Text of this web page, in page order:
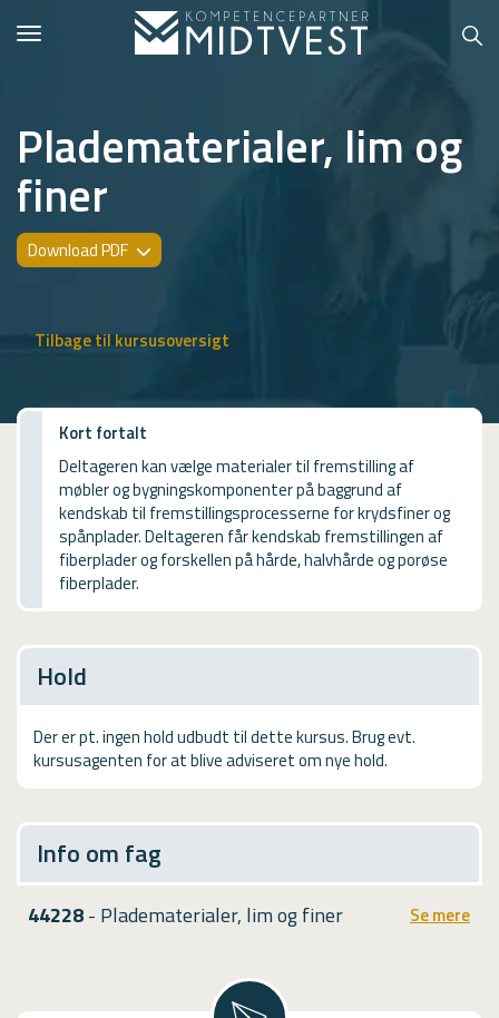
Hvem er vi?
Kontakt konsulent
ONLINE
USMA
Videoguides
Pladematerialer, lim og
finer
Download PDF
Tilbage til kursusoversigt
Kort fortalt
Deltageren kan vælge materialer til fremstilling af
møbler og bygningskomponenter på baggrund af
kendskab til fremstillingsprocesserne for krydsfiner og
spånplader. Deltageren får kendskab fremstillingen af
fiberplader og forskellen på hårde, halvhårde og porøse
fiberplader.
Hold
Der er pt. ingen hold udbudt til dette kursus. Brug evt.
kursusagenten for at blive adviseret om nye hold.
Info om fag
44228- Pladematerialer, lim og finer Se mere